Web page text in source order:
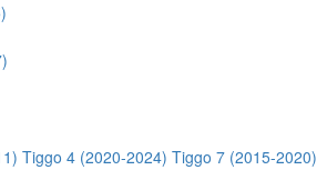
Tiggo 4 (2020-2024) Tiggo 7 (2015-2020)